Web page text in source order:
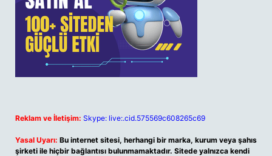
Reklam ve İletişim: Skype: live:.cid.575569c608265c69
Yasal Uyarı: Bu internet sitesi, herhangi bir marka, kurum veya şahıs
şirketi ile hiçbir bağlantısı bulunmamaktadır. Sitede yalnızca kendi